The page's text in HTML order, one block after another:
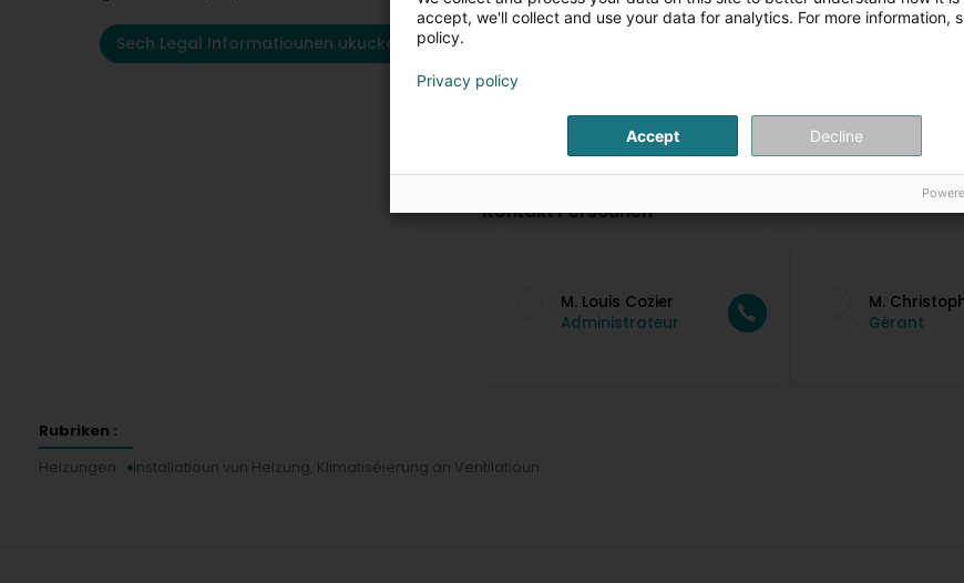
Sech Legal Informatiounen ukucken
Kontakt Persounen
M. Louis Cozier
Administrateur
M.
Gérant
Rubriken :
Heizungen
Installatioun vun Heizung, Klimatiséierung an Ventilatioun
accept, we'll collect and use your data for analytics. For more information,
policy.
Privacy policy
Accept Decline